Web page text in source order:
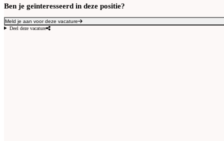
Ben je geïnteresseerd in deze positie?
Meld je aan voor deze vacature
Deel deze vacature